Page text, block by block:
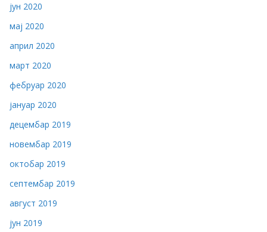
јун 2020
мај 2020
април 2020
март 2020
фебруар 2020
јануар 2020
децембар 2019
новембар 2019
октобар 2019
септембар 2019
август 2019
јун 2019